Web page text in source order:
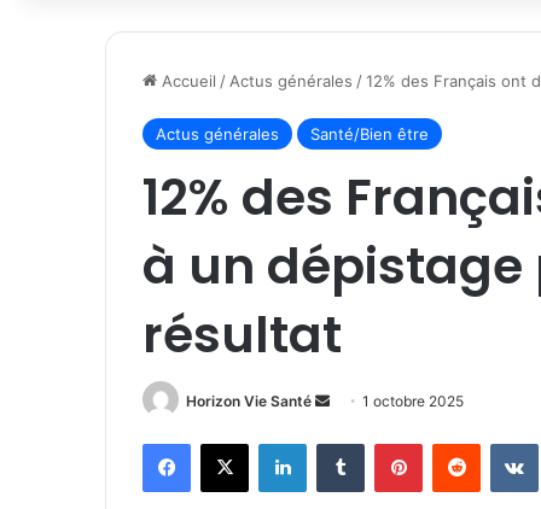
Accueil / Actus générales /12% des Français ont
Actus générales Santé/Bien être
12% des
à un dépistage
résultat
Horizon Vie Santé
Envoyer
courriel
1 octobre 2025
Facebook
X LinkedinTumblr PinterestReddit